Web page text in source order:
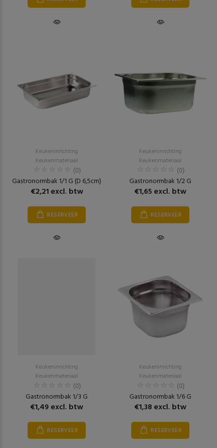
Keukeninrichting
Keukenmateriaal
(0)
Gastronormbak 1/1 G (D 6,5cm)
€2,21 excl. btw
RESERVEER
Keukeninrichting
Keukenmateriaal
(0)
Gastronormbak 1/2 G
€1,65 excl. btw
RESERVEER
Keukeninrichting
Keukenmateriaal
(0)
Gastronormbak 1/3 G
€1,49 excl. btw
RESERVEER
Keukeninrichting
Keukenmateriaal
(0)
Gastronormbak 1/6 G
€1,38 excl. btw
RESERVEER